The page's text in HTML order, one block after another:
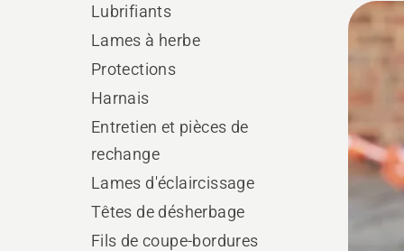
Lubrifiants
Lames à herbe
Protections
Harnais
Entretien et pièces de
rechange
Lames d'éclaircissage
Têtes de désherbage
Fils de coupe-bordures
All